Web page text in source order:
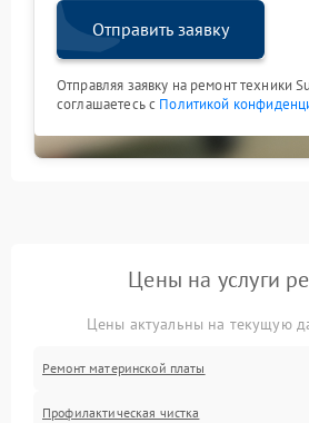
Отправить заявку
Отправляя заявку на ремонт техники
соглашаетесь с Политикой
Цены на услуги
Цены актуальны на текущую
Ремонт материнской платы
Профилактическая чистка